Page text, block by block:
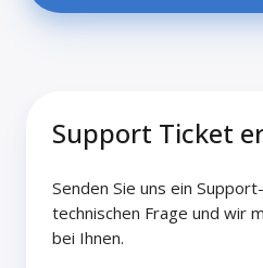
Support Ticket
Senden Sie uns ein
technischen Frage und wir
bei Ihnen.